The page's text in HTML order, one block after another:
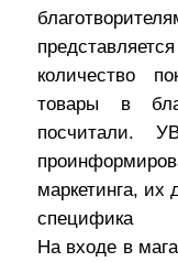
количество
товары в
посчитали.
маркетинга,
специфика
На входе в